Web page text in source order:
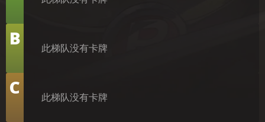
梯
队
B 此梯队没有卡牌
梯
队
C 此梯队没有卡牌